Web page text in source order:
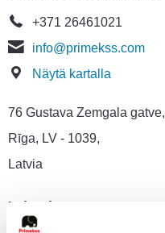
+371 26461021
info@primekss.com
Näytä kartalla
76 Gustava Zemgala gatve,
Rīga, LV - 1039,
Latvia
Primekss Varasto